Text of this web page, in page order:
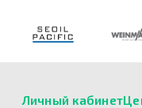
Личный кабинет